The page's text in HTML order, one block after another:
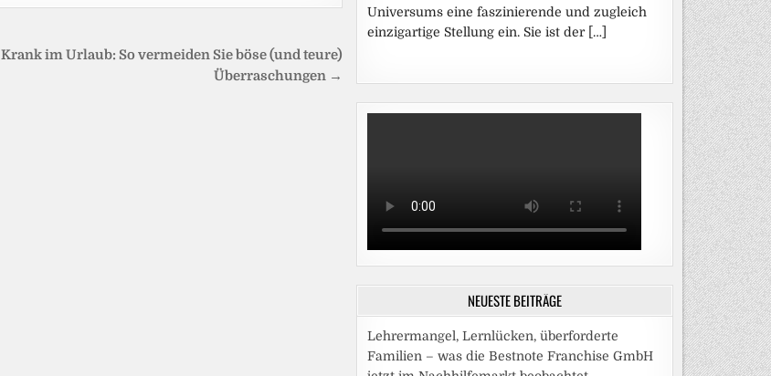
Krank im Urlaub: So vermeiden Sie böse (und teure)
Überraschungen →
Universums eine faszinierende und zugleich
einzigartige Stellung ein. Sie ist der […]
NEUESTE BEITRÄGE
Lehrermangel, Lernlücken, überforderte
Familien – was die Bestnote Franchise GmbH